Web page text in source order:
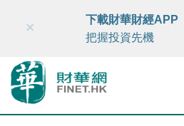
財華智庫網 FINTV
×
下載財華財經APP
把握投資先機